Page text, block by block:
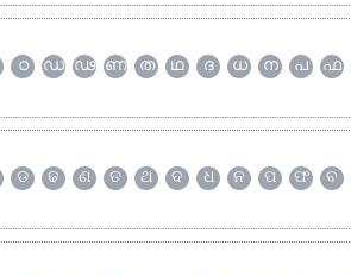
ഠ ഡ ഢ ണ ത ഥ ദ ധ ന പ ഫ
ଡ ଢ ଣ ତ ଥ ଦ ଧ ନ ପ ଫ ବ